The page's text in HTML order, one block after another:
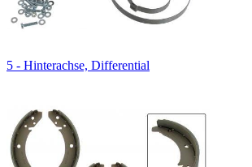
5 - Hinterachse, Differential